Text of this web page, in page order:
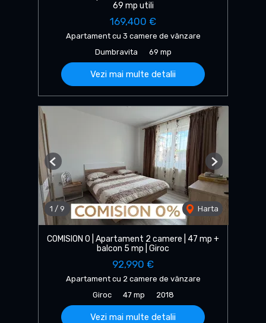
69 mp utili
169,400 €
Apartament cu 3 camere de vânzare
Dumbravita
69 mp
Vezi mai multe detalii
1 / 9 Harta
Previous Next
COMISION 0 | Apartament 2 camere | 47 mp +
balcon 5 mp | Giroc
92,990 €
Apartament cu 2 camere de vânzare
Giroc
47 mp 2018
Vezi mai multe detalii